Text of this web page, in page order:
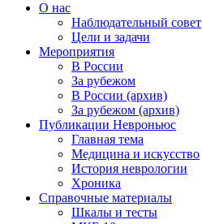
О нас
Наблюдательный совет
Цели и задачи
Мероприятия
В России
За рубежом
В России (архив)
За рубежом (архив)
Публикации Невроньюс
Главная тема
Медицина и искусство
История неврологии
Хроника
Справочные материалы
Шкалы и тесты